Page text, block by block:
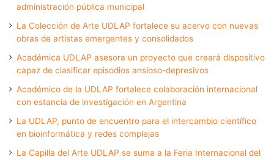
administración pública municipal
La Colección de Arte UDLAP fortalece su acervo con nuevas
obras de artistas emergentes y consolidados
Académica UDLAP asesora un proyecto que creará dispositivo
capaz de clasificar episodios ansioso-depresivos
Académico de la UDLAP fortalece colaboración internacional
con estancia de investigación en Argentina
La UDLAP, punto de encuentro para el intercambio científico
en bioinformática y redes complejas
La Capilla del Arte UDLAP se suma a la Feria Internacional del